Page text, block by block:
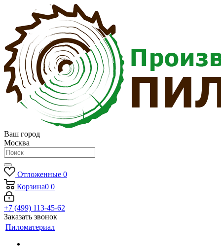
Ваш город
Москва
Отложенные 0
Корзина0 0
+7 (499) 113-45-62
Заказать звонок
Пиломатериал